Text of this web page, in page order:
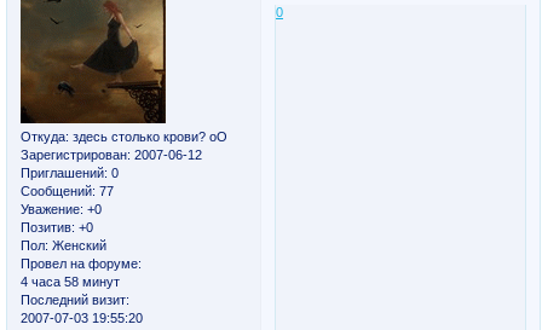
Откуда: здесь столько крови? оО
Зарегистрирован: 2007-06-12
Приглашений: 0
Сообщений: 77
Уважение: +0
Позитив: +0
Пол: Женский
Провел на форуме:
4 часа 58 минут
Последний визит:
2007-07-03 19:55:20
0